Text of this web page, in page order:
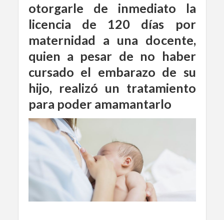
otorgarle de inmediato la
licencia de 120 días por
maternidad a una docente,
quien a pesar de no haber
cursado el embarazo de su
hijo, realizó un tratamiento
para poder amamantarlo